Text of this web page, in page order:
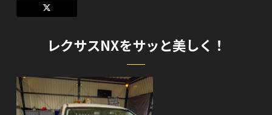
レクサスNXをサッと美しく！